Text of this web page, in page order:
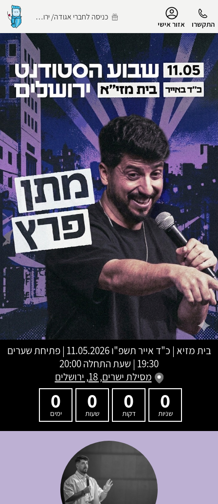
התקשרו אזור אישי
כניסה לחברי אגודה/ ירושלמי
הפרופיל שלי
התנתק
בית מזיא | כ"ד אייר תשפ"ו
11.05.2026 | פתיחת שערים
19:30 | שעת התחלה 20:00
מסילת ישרים, 18, ירושלים
0
שניות
0
דקות
0
שעות
0
ימים